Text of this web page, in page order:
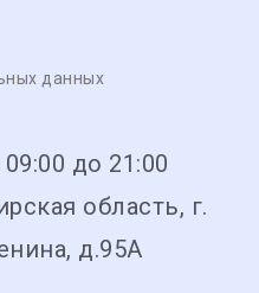
данных
до 21:00
область, г.
д.95А